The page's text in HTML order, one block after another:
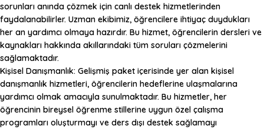
sorunları anında çözmek için canlı destek hizmetlerinden
faydalanabilirler. Uzman ekibimiz, öğrencilere ihtiyaç duydukları
her an yardımcı olmaya hazırdır. Bu hizmet, öğrencilerin dersleri ve
kaynakları hakkında akıllarındaki tüm soruları çözmelerini
sağlamaktadır.
Kişisel Danışmanlık: Gelişmiş paket içerisinde yer alan kişisel
danışmanlık hizmetleri, öğrencilerin hedeflerine ulaşmalarına
yardımcı olmak amacıyla sunulmaktadır. Bu hizmetler, her
öğrencinin bireysel öğrenme stillerine uygun özel çalışma
programları oluşturmayı ve ders dışı destek sağlamayı